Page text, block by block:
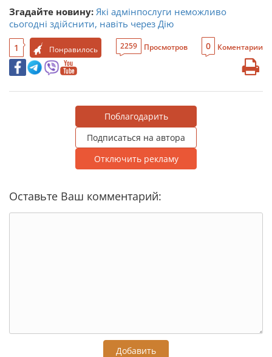
Згадайте новину: Які адмінпослуги неможливо
сьогодні здійснити, навіть через Дію
1 Понравилось 2259 Просмотров 0 Коментарии
Поблагодарить
Подписаться на автора
Отключить рекламу
Оставьте Ваш комментарий:
Добавить